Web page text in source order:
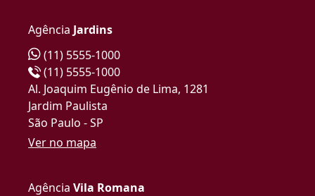
Agência Jardins
(11) 5555-1000
(11) 5555-1000
Al. Joaquim Eugênio de Lima, 1281
Jardim Paulista
São Paulo - SP
Ver no mapa
Agência Vila Romana